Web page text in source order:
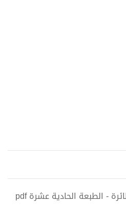
تحميل كتاب لغز الرسالة الطائرة - الطبعة الحادية عشرة pdf